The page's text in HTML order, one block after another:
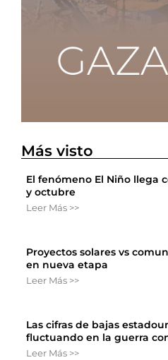
Más visto
El fenómeno El Niño llega
y octubre
Leer Más >>
Proyectos solares vs
en nueva etapa
Leer Más >>
Las cifras de bajas
fluctuando en la guerra
Leer Más >>